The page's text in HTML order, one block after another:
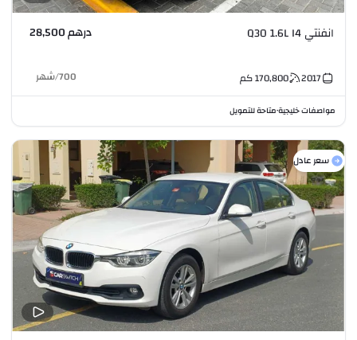
انفنتي Q30 1.6L I4 درهم 28,500
2017
170,800كم 700
/شهر
مواصفات خليجية•متاحة للتمويل
سعر عادل